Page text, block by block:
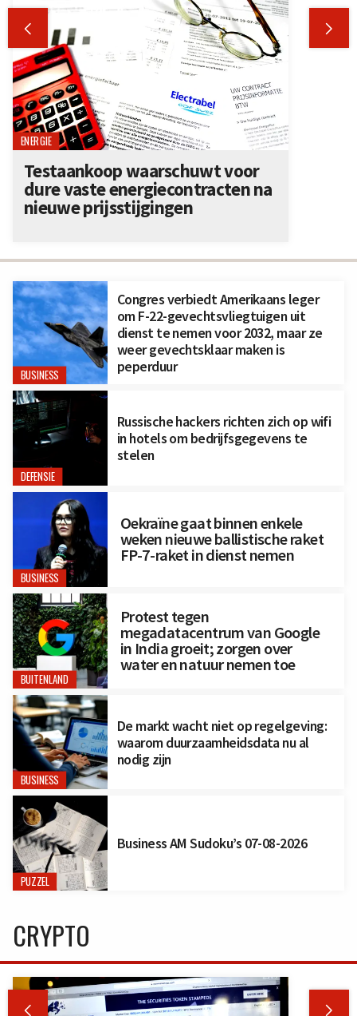
BUSINESS
Congres verbiedt Amerikaans leger
om F-22-gevechtsvliegtuigen uit
dienst te nemen voor 2032, maar ze
weer gevechtsklaar maken is
peperduur
DEFENSIE
Russische hackers richten zich op wifi
in hotels om bedrijfsgegevens te
stelen
BUSINESS
Oekraïne gaat binnen enkele
weken nieuwe ballistische raket
FP-7-raket in dienst nemen
BUITENLAND
Protest tegen
megadatacentrum van Google
in India groeit; zorgen over
water en natuur nemen toe
BUSINESS
De markt wacht niet op regelgeving:
waarom duurzaamheidsdata nu al
nodig zijn
PUZZEL
Business AM Sudoku’s 07-08-2026
 
ENERGIE
Testaankoop waarschuwt voor
dure vaste energiecontracten na
nieuwe prijsstijgingen
CRYPTO
 